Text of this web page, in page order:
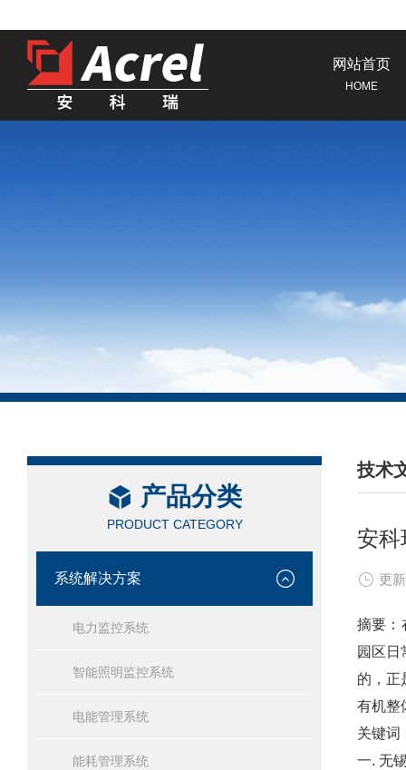
网站首页
HOME
产品分类
PRODUCT CATEGORY
系统解决方案
电力监控系统
智能照明监控系统
电能管理系统
能耗管理系统
技术
/
安科
更
摘要：
园区日
的，正
有机整
关键词
一. 无